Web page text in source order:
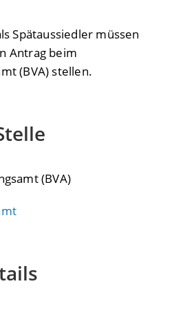
Spätaussiedler müssen
Antrag beim
(BVA) stellen.
(BVA)